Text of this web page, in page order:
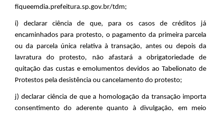
fiqueemdia.prefeitura.sp.gov.br/tdm;
i) declarar ciência de que, para os casos de créditos já
encaminhados para protesto, o pagamento da primeira parcela
ou da parcela única relativa à transação, antes ou depois da
lavratura do protesto, não afastará a obrigatoriedade de
quitação das custas e emolumentos devidos ao Tabelionato de
Protestos pela desistência ou cancelamento do protesto;
j) declarar ciência de que a homologação da transação importa
consentimento do aderente quanto à divulgação, em meio